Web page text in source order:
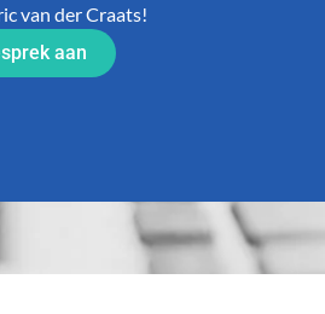
van der Craats!
aan